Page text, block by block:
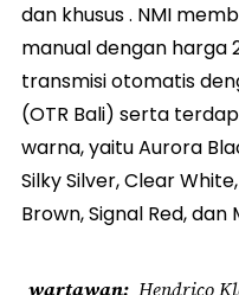
dan khusus . NMI
manual dengan harga
transmisi otomatis
(OTR Bali) serta
warna, yaitu Aurora
Silky Silver, Clear
Brown, Signal Red, dan
wartawan Hendrico